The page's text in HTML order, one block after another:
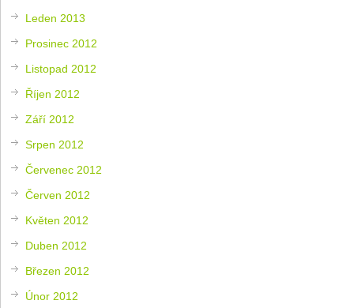
Leden 2013
Prosinec 2012
Listopad 2012
Říjen 2012
Září 2012
Srpen 2012
Červenec 2012
Červen 2012
Květen 2012
Duben 2012
Březen 2012
Únor 2012